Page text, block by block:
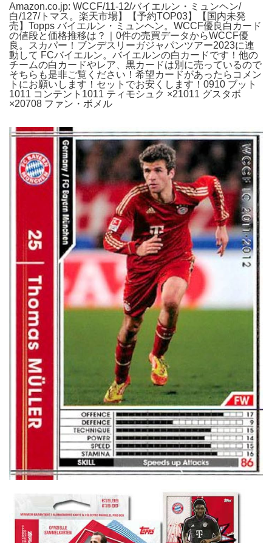
Amazon.co.jp: WCCF/11-12/バイエルン・ミュンヘン/
白/127/トマス。楽天市場】【予約TOP03】【国内未発
売】Topps バイエルン・ミュンヘン。WCCF優良白カード
の値段と価格推移は？｜0件の売買データからWCCF優
良。スカパー！ブンデスリーガジャパンツアー2023に連
動して FCバイエルン。バイエルンの白カードです！他の
チームの白カードやレア、黒カードは別に売っているので
そちらも是非ご覧ください！希望カードがあったらコメン
トにお願いします！セットでお安くします！0910 ブット
1011 コンテント1011 ティモシュク ×21011 グスタボ
×20708 ファン・ボメル